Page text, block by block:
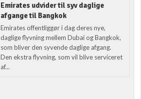
Emirates udvider til syv daglige
afgange til Bangkok
Emirates offentliggør i dag deres nye,
daglige flyvning mellem Dubai og Bangkok,
som bliver den syvende daglige afgang.
Den ekstra flyvning, som vil blive serviceret
af...